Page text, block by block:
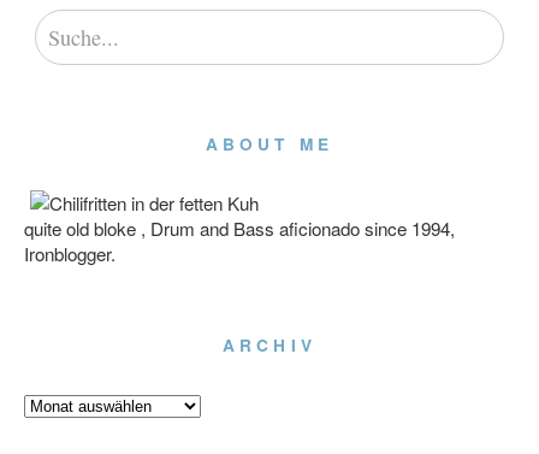
ABOUT ME
quite old bloke , Drum and Bass aficionado since 1994,
Ironblogger.
ARCHIV
Archiv